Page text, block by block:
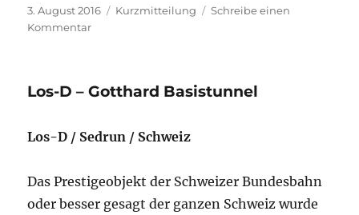
Veröffentlicht
am
3. August 2016 Format
Kurzmitteilung
Schreibe einen
Kommentarzu
bei
TECBERG
Los-D – Gotthard Basistunnel
Los-D / Sedrun / Schweiz
Das Prestigeobjekt der Schweizer Bundesbahn
oder besser gesagt der ganzen Schweiz wurde